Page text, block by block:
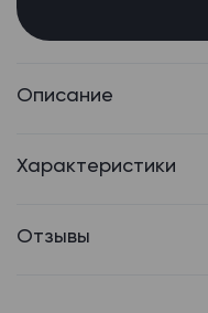
Описание
Характеристики
Отзывы